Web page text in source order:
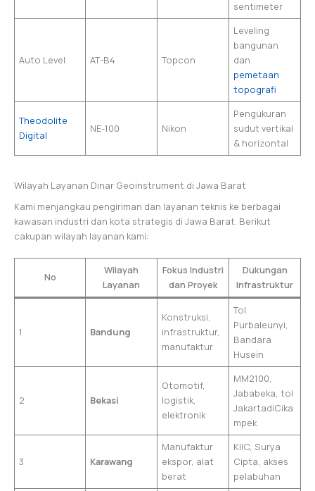
sentimeter
Auto Level AT-B4 Topcon
Leveling
bangunan
dan
pemetaan
topografi
Theodolite
Digital
NE-100 Nikon
Pengukuran
sudut vertikal
& horizontal
Wilayah Layanan Dinar Geoinstrument di Jawa Barat
Kami menjangkau pengiriman dan layanan teknis ke berbagai
kawasan industri dan kota strategis di Jawa Barat. Berikut
cakupan wilayah layanan kami:
No
Wilayah
Layanan
Fokus Industri
dan Proyek
Dukungan
Infrastruktur
1 Bandung
Konstruksi,
infrastruktur,
manufaktur
Tol
Purbaleunyi,
Bandara
Husein
2 Bekasi
Otomotif,
logistik,
elektronik
MM2100,
Jababeka, tol
JakartadiCika
mpek
3 Karawang
Manufaktur
ekspor, alat
berat
KIIC, Surya
Cipta, akses
pelabuhan